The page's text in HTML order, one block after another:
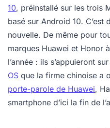
10, préinstallé sur les trois
basé sur Android 10. C’est
nouvelle. De même pour
marques Huawei et Honor
l’année : ils s’appuieront
OS que la firme chinoise a
porte-parole de Huawei,
smartphone d’ici la fin de